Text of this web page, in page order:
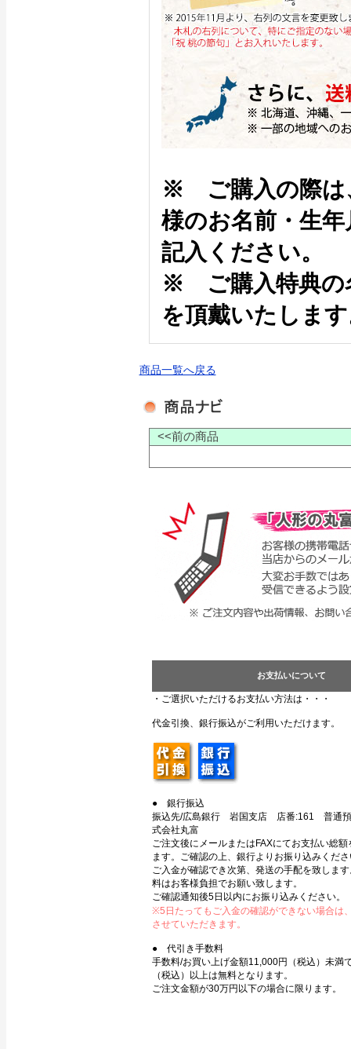
※ ご購入の際は
様のお名前・生
記入ください。
※ ご購入特典の
を頂戴いたしま
商品一覧へ戻る
<<前の商品
お支払いについて
・ご選択いただけるお支払い方法は・・・
代金引換、銀行振込がご利用いただけます。
● 銀行振込
振込先/広島銀行 岩国支店 店番:161 普通
式会社丸富
ご注文後にメールまたはFAXにてお支払い総
ます。ご確認の上、銀行よりお振り込みくだ
ご入金が確認でき次第、発送の手配を致しま
料はお客様負担でお願い致します。
ご確認通知後5日以内にお振り込みください。
※5日たってもご入金の確認ができない場合は
させていただきます。
● 代引き手数料
手数料/お買い上げ金額11,000円（税込）未満
（税込）以上は無料となります。
ご注文金額が30万円以下の場合に限ります。